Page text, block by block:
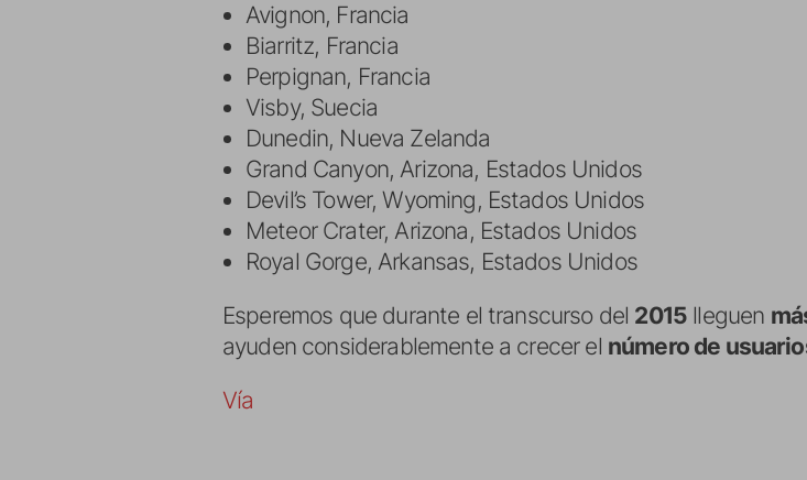
Avignon, Francia
Biarritz, Francia
Perpignan, Francia
Visby, Suecia
Dunedin, Nueva Zelanda
Grand Canyon, Arizona, Estados Unidos
Devil’s Tower, Wyoming, Estados Unidos
Meteor Crater, Arizona, Estados Unidos
Royal Gorge, Arkansas, Estados Unidos
Esperemos que durante el transcurso del 2015 lleguen
ayuden considerablemente a crecer el número de
Vía